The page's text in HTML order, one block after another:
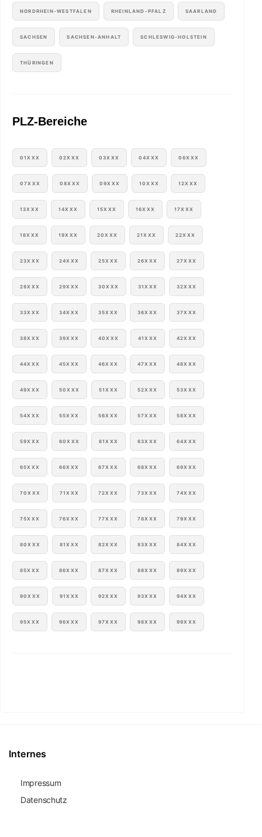
NORDRHEIN-WESTFALEN RHEINLAND-PFALZ SAARLAND
SACHSEN SACHSEN-ANHALT SCHLESWIG-HOLSTEIN
THÜRINGEN
PLZ-Bereiche
01XXX 02XXX 03XXX 04XXX 06XXX
07XXX 08XXX 09XXX 10XXX 12XXX
13XXX 14XXX 15XXX 16XXX 17XXX
18XXX 19XXX 20XXX 21XXX 22XXX
23XXX 24XXX 25XXX 26XXX 27XXX
28XXX 29XXX 30XXX 31XXX 32XXX
33XXX 34XXX 35XXX 36XXX 37XXX
38XXX 39XXX 40XXX 41XXX 42XXX
44XXX 45XXX 46XXX 47XXX 48XXX
49XXX 50XXX 51XXX 52XXX 53XXX
54XXX 55XXX 56XXX 57XXX 58XXX
59XXX 60XXX 61XXX 63XXX 64XXX
65XXX 66XXX 67XXX 68XXX 69XXX
70XXX 71XXX 72XXX 73XXX 74XXX
75XXX 76XXX 77XXX 78XXX 79XXX
80XXX 81XXX 82XXX 83XXX 84XXX
85XXX 86XXX 87XXX 88XXX 89XXX
90XXX 91XXX 92XXX 93XXX 94XXX
95XXX 96XXX 97XXX 98XXX 99XXX
Internes
Impressum
Datenschutz